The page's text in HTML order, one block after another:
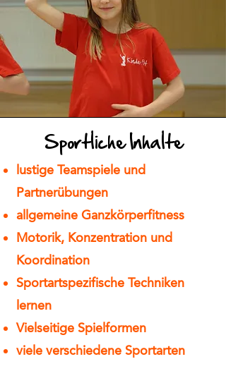
Sportliche Inhalte
lustige Teamspiele und
Partnerübungen
allgemeine Ganzkörperfitness
Motorik, Konzentration und
Koordination
Sportartspezifische Techniken
lernen
Vielseitige Spielformen
viele verschiedene Sportarten